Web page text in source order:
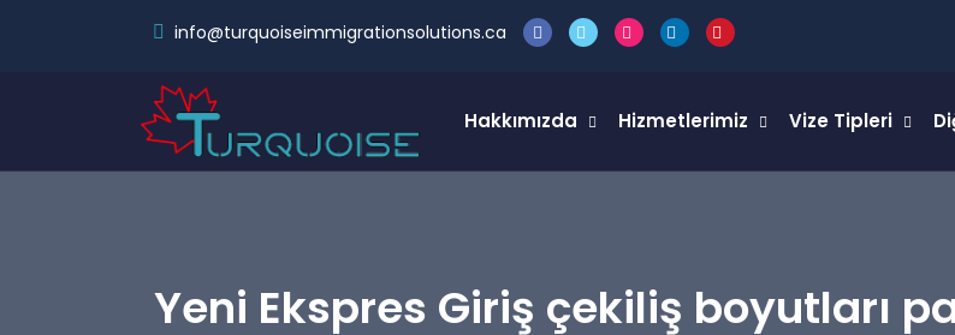
info@turquoiseimmigrationsolutions.ca
Hakkımızda Hizmetlerimiz Vize Tipleri
Yeni Ekspres Giriş çekiliş boyutları